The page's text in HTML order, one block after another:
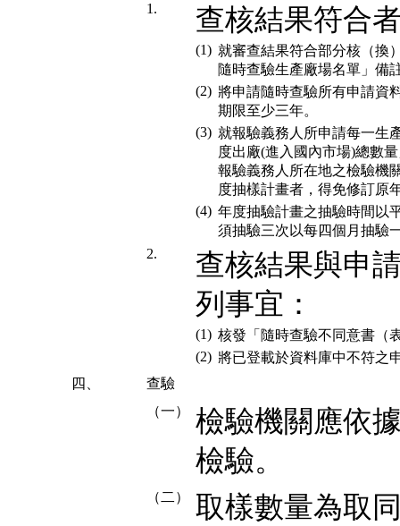
1. 查核結果符合
(1) 就審查結果符合部分核（換
隨時查驗生產廠場名單」備
(2) 將申請隨時查驗所有申請資
期限至少三年。
(3) 就報驗義務人所申請每一生
度出廠(進入國內市場)總數
報驗義務人所在地之檢驗機
度抽樣計畫者，得免修訂原
(4) 年度抽驗計畫之抽驗時間以
須抽驗三次以每四個月抽驗
2.
查核結果與申
列事宜：
(1) 核發「隨時查驗不同意書（
(2) 將已登載於資料庫中不符之
四、
查驗
（一）
檢驗機關應依
檢驗。
（二）
取樣數量為取